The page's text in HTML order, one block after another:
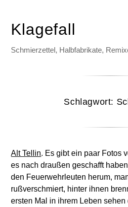
Klagefall
Schmierzettel, Halbfabrikate,
Schlagwort:
Alt Tellin. Es gibt ein paar Fotos
es nach draußen geschafft
den Feuerwehrleuten herum,
rußverschmiert, hinter ihnen
ersten Mal in ihrem Leben